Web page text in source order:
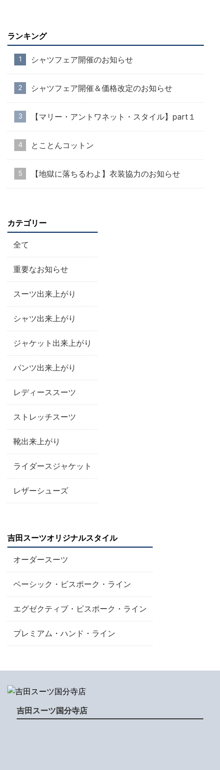
ランキング
シャツフェア開催のお知らせ
シャツフェア開催＆価格改定のお知らせ
【マリー・アントワネット・スタイル】part１
とことんコットン
【地獄に落ちるわよ】衣装協力のお知らせ
カテゴリー
全て
重要なお知らせ
スーツ出来上がり
シャツ出来上がり
ジャケット出来上がり
パンツ出来上がり
レディーススーツ
ストレッチスーツ
靴出来上がり
ライダースジャケット
レザーシューズ
吉田スーツオリジナルスタイル
オーダースーツ
ベーシック・ビスポーク・ライン
エグゼクティブ・ビスポーク・ライン
プレミアム・ハンド・ライン
吉田スーツ国分寺店